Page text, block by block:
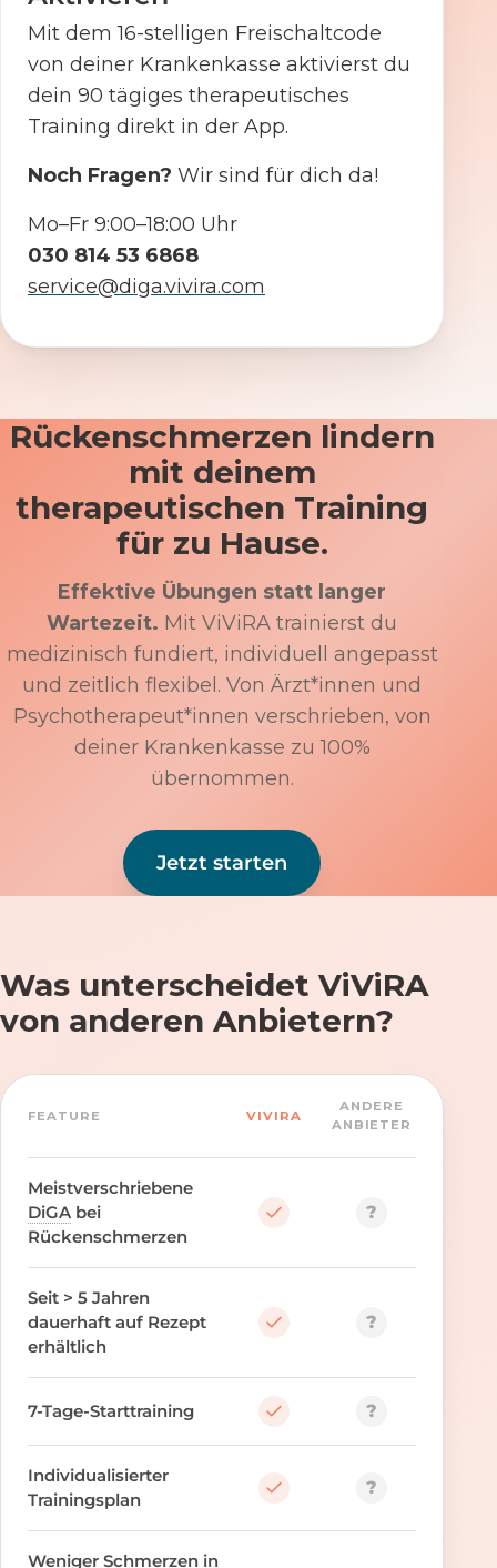
Mit dem 16-stelligen Freischaltcode
von deiner Krankenkasse aktivierst du
dein 90 tägiges therapeutisches
Training direkt in der App.
Noch Fragen? Wir sind für dich da!
Mo–Fr 9:00–18:00 Uhr
030 814 53 6868
service@diga.vivira.com
Rückenschmerzen lindern
mit deinem
therapeutischen Training
für zu Hause.
Effektive Übungen statt langer
Wartezeit. Mit ViViRA trainierst du
medizinisch fundiert, individuell angepasst
und zeitlich flexibel. Von Ärzt*innen und
Psychotherapeut*innen verschrieben, von
deiner Krankenkasse zu 100%
übernommen.
Jetzt starten
Was unterscheidet ViViRA
von anderen Anbietern?
FEATURE VIVIRA
ANDERE
ANBIETER
Meistverschriebene
DiGA bei
Rückenschmerzen
?
Seit > 5 Jahren
dauerhaft auf Rezept
erhältlich
?
7-Tage-Starttraining ?
Individualisierter
Trainingsplan
?
Weniger Schmerzen in